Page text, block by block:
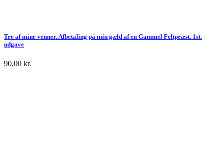
Tre af mine venner. Afbetaling på min gæld af en Gammel Feltpræst. 1st.
udgave
90,00 kr.